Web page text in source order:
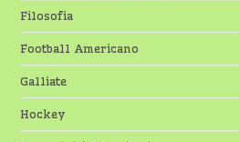
Filosofia
Football Americano
Galliate
Hockey